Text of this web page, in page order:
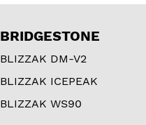
BRIDGESTONE
BLIZZAK DM-V2
BLIZZAK ICEPEAK
BLIZZAK WS90